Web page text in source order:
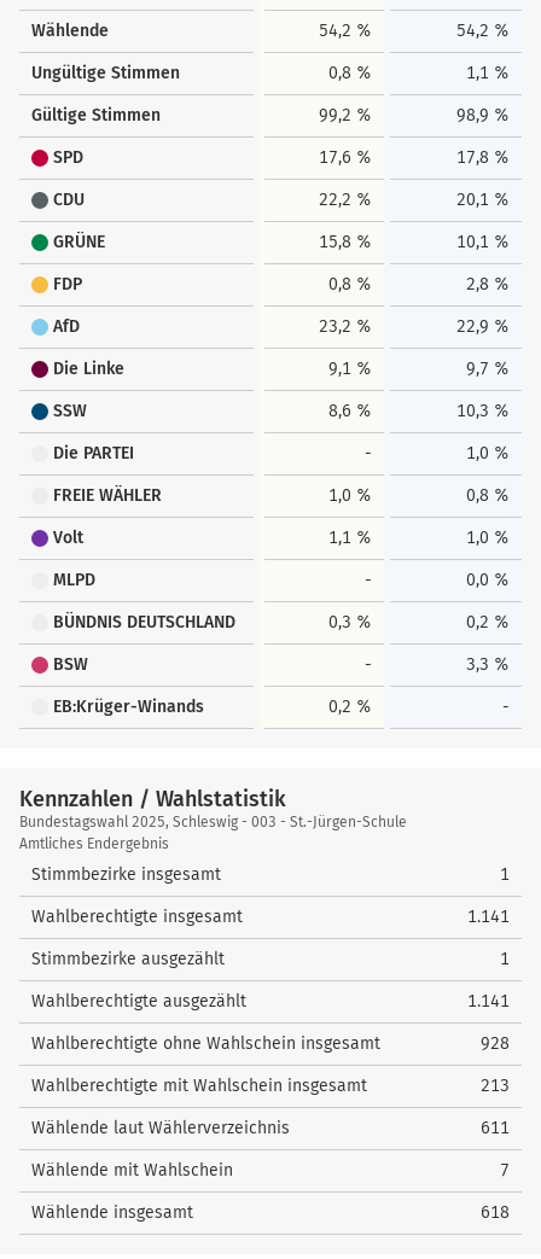
Wählende 54,2 % 54,2 %
Ungültige Stimmen 0,8 % 1,1 %
Gültige Stimmen 99,2 % 98,9 %
SPD 17,6 % 17,8 %
CDU 22,2 % 20,1 %
GRÜNE 15,8 % 10,1 %
FDP 0,8 % 2,8 %
AfD 23,2 % 22,9 %
Die Linke 9,1 % 9,7 %
SSW 8,6 % 10,3 %
Die PARTEI - 1,0 %
FREIE WÄHLER 1,0 % 0,8 %
Volt 1,1 % 1,0 %
MLPD - 0,0 %
BÜNDNIS DEUTSCHLAND 0,3 % 0,2 %
BSW - 3,3 %
EB:Krüger-Winands 0,2 % -
Kennzahlen / Wahlstatistik
Kennzahlen
/
Wahlstatistik
Bundestagswahl 2025, Schleswig - 003 - St.-Jürgen-Schule
Amtliches Endergebnis
Stimmbezirke insgesamt 1
Wahlberechtigte insgesamt 1.141
Stimmbezirke ausgezählt 1
Wahlberechtigte ausgezählt 1.141
Wahlberechtigte ohne Wahlschein insgesamt 928
Wahlberechtigte mit Wahlschein insgesamt 213
Wählende laut Wählerverzeichnis 611
Wählende mit Wahlschein 7
Wählende insgesamt 618